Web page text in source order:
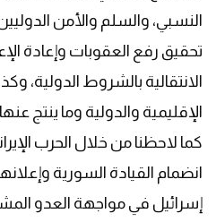
النسبي، والسلم والأمن
تحقيق رفع العقوبات وإعادة
الانتقالية بالشروط الدولية،
الإقليمية والدولية وما ينتج
كما لاحظنا من خلال الحرب
انضمام القيادة السورية
إسرائيل في مواجهة العدو